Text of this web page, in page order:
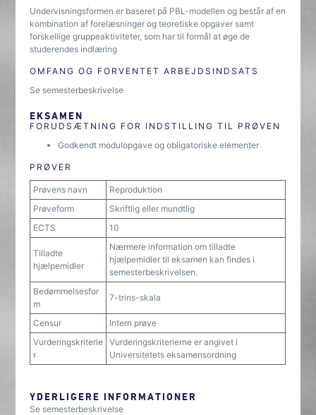
Undervisningsformen er baseret på PBL-modellen og består af en
kombination af forelæsninger og teoretiske opgaver samt
forskellige gruppeaktiviteter, som har til formål at øge de
studerendes indlæring
OMFANG OG FORVENTET ARBEJDSINDSATS
Se semesterbeskrivelse
EKSAMEN
FORUDSÆTNING FOR INDSTILLING TIL PRØVEN
Godkendt modulopgave og obligatoriske elementer
PRØVER
Prøvens navn
Reproduktion
Prøveform
Skriftlig eller mundtlig
ECTS
10
Tilladte
hjælpemidler
Nærmere information om tilladte
hjælpemidler til eksamen kan findes i
semesterbeskrivelsen.
Bedømmelsesfor
m
7-trins-skala
Censur
Intern prøve
Vurderingskriterie
r
Vurderingskriterierne er angivet i
Universitetets eksamensordning
YDERLIGERE INFORMATIONER
Se semesterbeskrivelse